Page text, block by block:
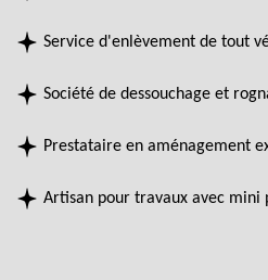
Service d'enlèvement de tout
Société de dessouchage et
Prestataire en aménagement
Artisan pour travaux avec mini